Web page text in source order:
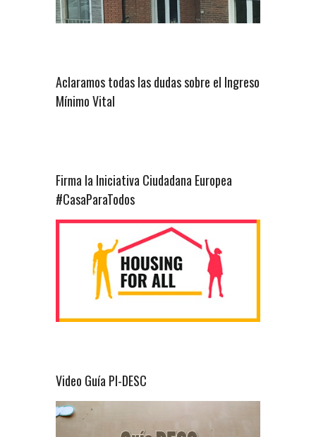
Aclaramos todas las dudas sobre el Ingreso
Mínimo Vital
Firma la Iniciativa Ciudadana Europea
#CasaParaTodos
Video Guía PI-DESC